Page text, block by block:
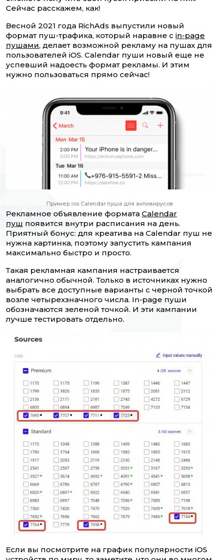
Сейчас расскажем, как!
Весной 2021 года RichAds выпустили новый
формат пуш-трафика, который наравне с in-page
пушами, делает возможной рекламу на пушах для
пользователей iOS. Calendar пуши новый еще не
успевший надоесть формат рекламы. И этим
нужно пользоваться прямо сейчас!
Пример ios Calendar пуша для антивирусов
Рекламное объявление формата Calendar
пуш появится внутри расписания на день.
Приятный бонус: для креатива на Calendar пуш не
нужна картинка, поэтому запустить кампания
максимально быстро и просто.
Такая рекламная кампания настраивается
аналогично обычной. Только в источниках нужно
выбрать все доступные варианты с черной точкой
возле четырехзначного числа. In-page пуши
обозначаются зеленой точкой. И эти кампании
лучше тестировать отдельно.
Если вы посмотрите на график популярности iOS